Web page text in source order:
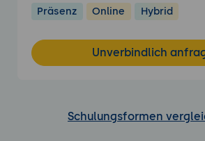
Präsenz Online Hybrid
Unverbindlich
Schulungsformen